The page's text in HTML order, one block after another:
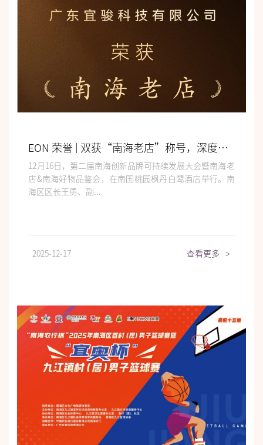
EON 荣誉 | 双获“南海老店”称号，深度亮相品牌可持续发展大会
12月16日，第二届南海创新品牌可持续发展大会暨南海老
店&南海好物品鉴会，在南国桃园枫丹白鹭酒店举行。南
海区区长王勇、副...
2025-12-17 查看更多 >